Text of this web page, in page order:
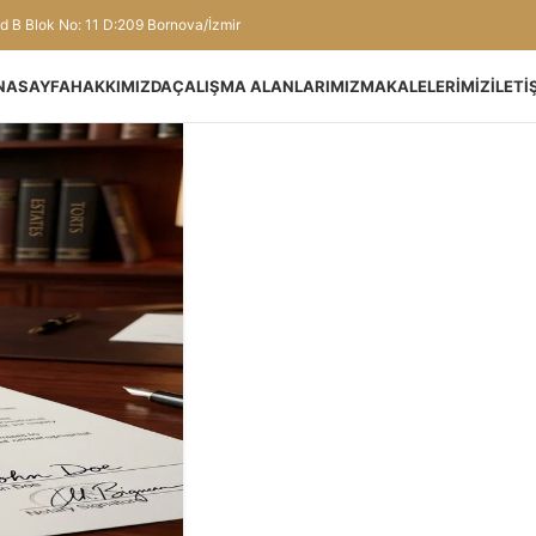
B Blok No: 11 D:209 Bornova/İzmir
HAKKIMIZDAÇALIŞMA ALANLARIMIZMAKALELERIMIZ